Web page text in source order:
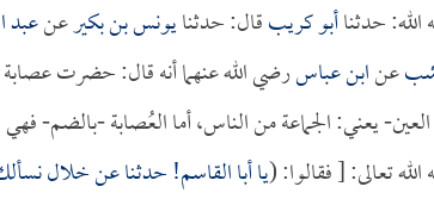
حدثناأبو كريبقال: حدثنايونس بن بكيرعنعبد
عنابن عباسرضي الله عنهما أنه قال: حضرت
يعني: الجماعة من الناس، أما العُصابة -بالضم- فهي
تعالى: [ فقالوا: (يا أبا القاسم! حدثنا عن خلال